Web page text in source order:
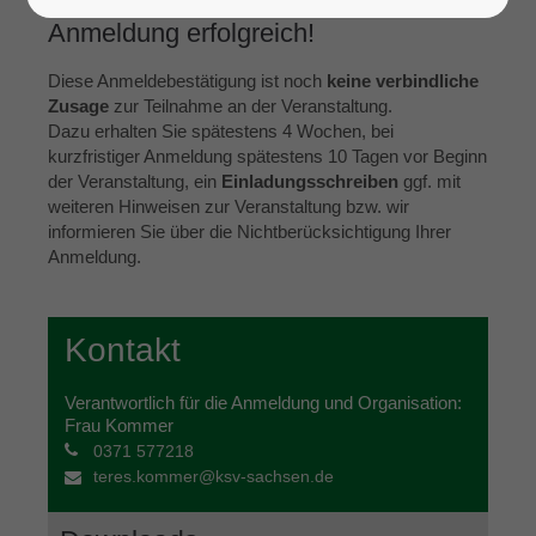
Anmeldung erfolgreich!
Diese Anmeldebestätigung ist noch keine verbindliche
Zusage zur Teilnahme an der Veranstaltung.
Dazu erhalten Sie spätestens 4 Wochen, bei
kurzfristiger Anmeldung spätestens 10 Tagen vor Beginn
der Veranstaltung, ein Einladungsschreiben ggf. mit
weiteren Hinweisen zur Veranstaltung bzw. wir
informieren Sie über die Nichtberücksichtigung Ihrer
Anmeldung.
Kontakt
Verantwortlich für die Anmeldung und Organisation:
Frau Kommer
0371 577218
teres.kommer@ksv-sachsen.de